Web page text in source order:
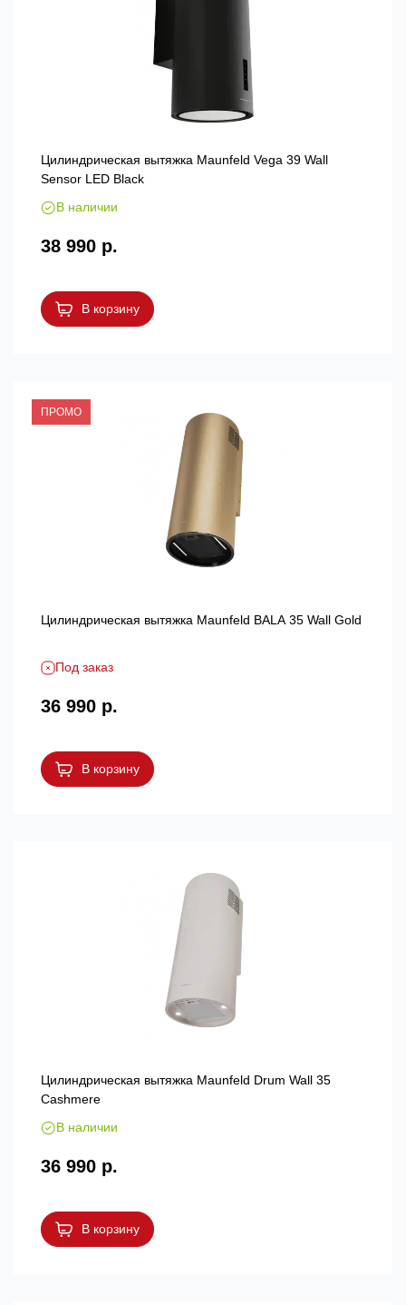
Цилиндрическая вытяжка Maunfeld Vega 39 Wall
Sensor LED Black
В наличии
38 990 р.
В корзину
ПРОМО
Цилиндрическая вытяжка Maunfeld BALA 35 Wall Gold
Под заказ
36 990 р.
В корзину
Цилиндрическая вытяжка Maunfeld Drum Wall 35
Cashmere
В наличии
36 990 р.
В корзину